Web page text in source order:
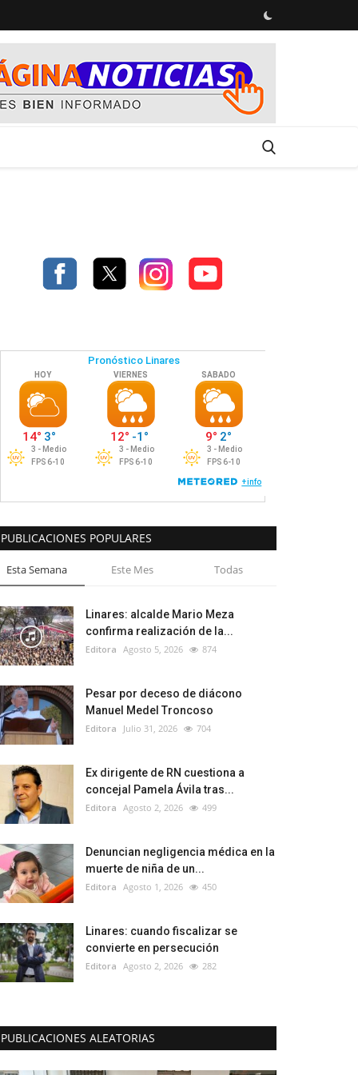
PUBLICACIONES POPULARES
Esta Semana Este Mes Todas
Linares: alcalde Mario Meza
confirma realización de la...
Editora Agosto 5, 2026 874
Pesar por deceso de diácono
Manuel Medel Troncoso
Editora Julio 31, 2026 704
Ex dirigente de RN cuestiona a
concejal Pamela Ávila tras...
Editora Agosto 2, 2026 499
Denuncian negligencia médica en la
muerte de niña de un...
Editora Agosto 1, 2026 450
Linares: cuando fiscalizar se
convierte en persecución
Editora Agosto 2, 2026 282
PUBLICACIONES ALEATORIAS